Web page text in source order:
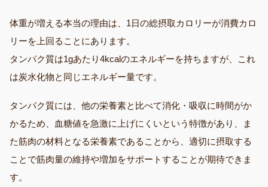
体重が増える本当の理由は、1日の総摂取カロリーが消費カロ
リーを上回ることにあります。
タンパク質は1gあたり4kcalのエネルギーを持ちますが、これ
は炭水化物と同じエネルギー量です。
タンパク質には、他の栄養素と比べて消化・吸収に時間がか
かるため、血糖値を急激に上げにくいという特徴があり、ま
た筋肉の材料となる栄養素であることから、適切に摂取する
ことで筋肉量の維持や増加をサポートすることが期待できま
す。